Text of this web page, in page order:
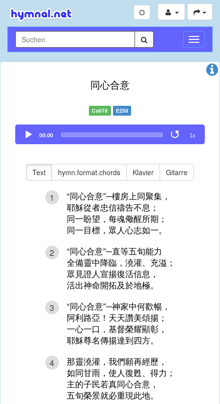
同心合意
Cs619 E258
Audio
Player
00:00 1x
Text hymn.format.chords Klavier Gitarre
1
“同心合意”─樓房上同聚集，
耶穌從者忠信禱告不息；
同一盼望，每魂儆醒所期；
同一目標，眾人心志如一。
2
“同心合意”─直等五旬能力
全備靈中降臨，澆灌、充溢；
眾見證人宣揚復活信息，
活出神命開拓及於地極。
3
“同心合意”─神家中何歡暢，
阿利路亞！天天讚美頌揚；
一心一口，基督榮耀顯彰，
耶穌尊名傳揚達到四方。
4
那靈澆灌，我們願再經歷，
如同甘雨，使人復甦、得力；
主的子民若真同心合意，
五旬榮景就必重現此地。